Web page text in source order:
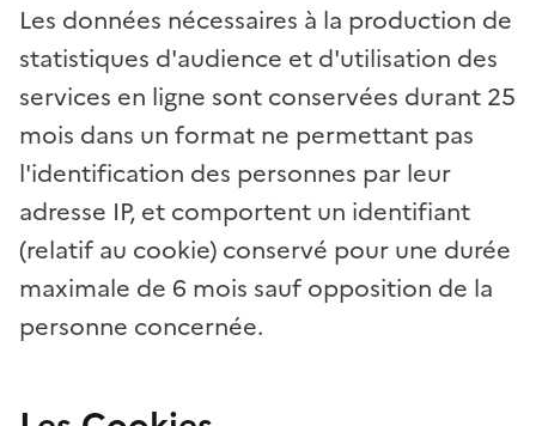
Les données nécessaires à la production de
statistiques d'audience et d'utilisation des
services en ligne sont conservées durant 25
mois dans un format ne permettant pas
l'identification des personnes par leur
adresse IP, et comportent un identifiant
(relatif au cookie) conservé pour une durée
maximale de 6 mois sauf opposition de la
personne concernée.